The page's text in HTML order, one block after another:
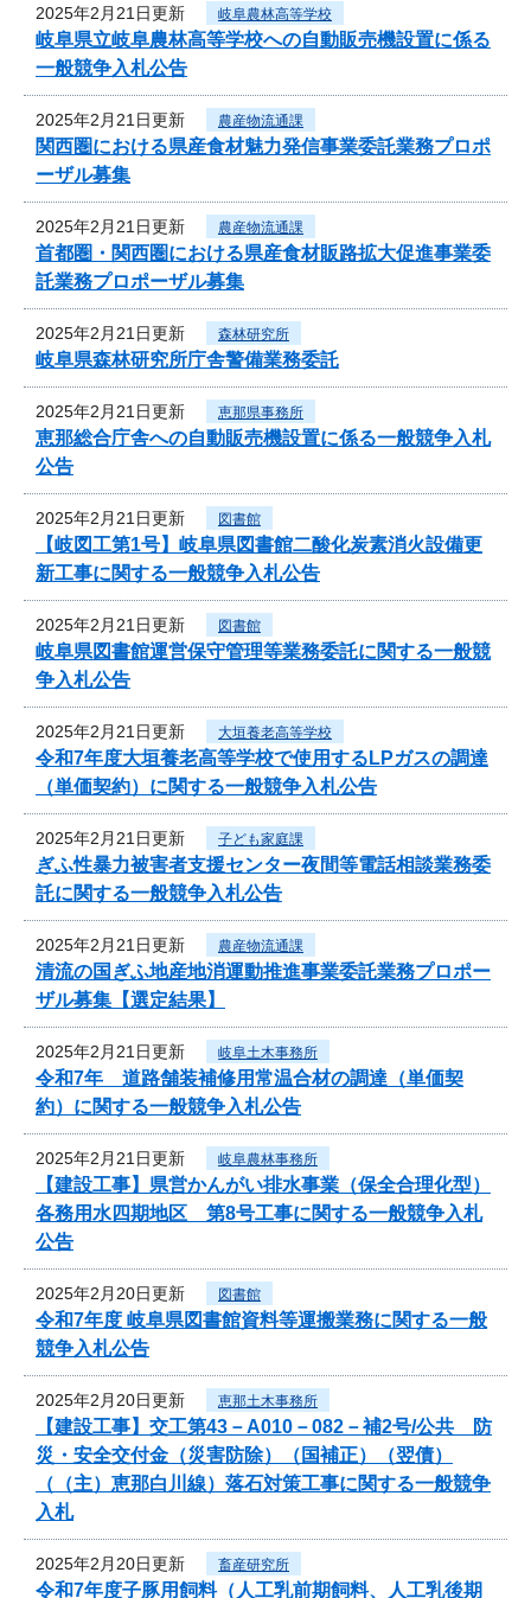
2025年2月21日更新 岐阜農林高等学校
岐阜県立岐阜農林高等学校への自動販売機設置に係る
一般競争入札公告
2025年2月21日更新 農産物流通課
関西圏における県産食材魅力発信事業委託業務プロポ
ーザル募集
2025年2月21日更新 農産物流通課
首都圏・関西圏における県産食材販路拡大促進事業委
託業務プロポーザル募集
2025年2月21日更新 森林研究所
岐阜県森林研究所庁舎警備業務委託
2025年2月21日更新 恵那県事務所
恵那総合庁舎への自動販売機設置に係る一般競争入札
公告
2025年2月21日更新 図書館
【岐図工第1号】岐阜県図書館二酸化炭素消火設備更
新工事に関する一般競争入札公告
2025年2月21日更新 図書館
岐阜県図書館運営保守管理等業務委託に関する一般競
争入札公告
2025年2月21日更新 大垣養老高等学校
令和7年度大垣養老高等学校で使用するLPガスの調達
（単価契約）に関する一般競争入札公告
2025年2月21日更新 子ども家庭課
ぎふ性暴力被害者支援センター夜間等電話相談業務委
託に関する一般競争入札公告
2025年2月21日更新 農産物流通課
清流の国ぎふ地産地消運動推進事業委託業務プロポー
ザル募集【選定結果】
2025年2月21日更新 岐阜土木事務所
令和7年 道路舗装補修用常温合材の調達（単価契
約）に関する一般競争入札公告
2025年2月21日更新 岐阜農林事務所
【建設工事】県営かんがい排水事業（保全合理化型）
各務用水四期地区 第8号工事に関する一般競争入札
公告
2025年2月20日更新 図書館
令和7年度 岐阜県図書館資料等運搬業務に関する一般
競争入札公告
2025年2月20日更新 恵那土木事務所
【建設工事】交工第43－A010－082－補2号/公共 防
災・安全交付金（災害防除）（国補正）（翌債）
（（主）恵那白川線）落石対策工事に関する一般競争
入札
2025年2月20日更新 畜産研究所
令和7年度子豚用飼料（人工乳前期飼料、人工乳後期